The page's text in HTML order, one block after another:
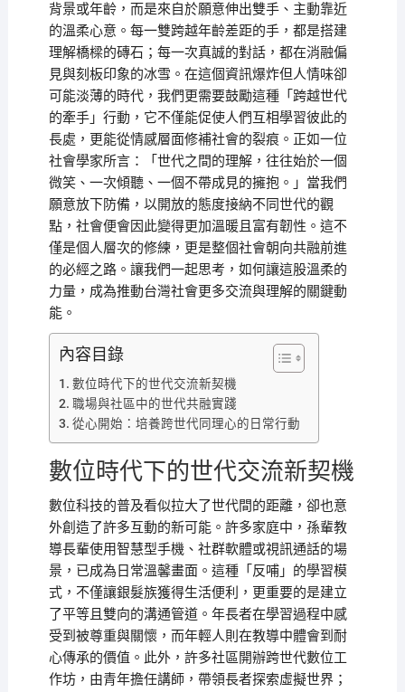
背景或年齡，而是來自於願意伸出雙手、主動靠近
的溫柔心意。每一雙跨越年齡差距的手，都是搭建
理解橋樑的磚石；每一次真誠的對話，都在消融偏
見與刻板印象的冰雪。在這個資訊爆炸但人情味卻
可能淡薄的時代，我們更需要鼓勵這種「跨越世代
的牽手」行動，它不僅能促使人們互相學習彼此的
長處，更能從情感層面修補社會的裂痕。正如一位
社會學家所言：「世代之間的理解，往往始於一個
微笑、一次傾聽、一個不帶成見的擁抱。」當我們
願意放下防備，以開放的態度接納不同世代的觀
點，社會便會因此變得更加溫暖且富有韌性。這不
僅是個人層次的修練，更是整個社會朝向共融前進
的必經之路。讓我們一起思考，如何讓這股溫柔的
力量，成為推動台灣社會更多交流與理解的關鍵動
能。
內容目錄
數位時代下的世代交流新契機
職場與社區中的世代共融實踐
從心開始：培養跨世代同理心的日常行動
數位時代下的世代交流新契機
數位科技的普及看似拉大了世代間的距離，卻也意
外創造了許多互動的新可能。許多家庭中，孫輩教
導長輩使用智慧型手機、社群軟體或視訊通話的場
景，已成為日常溫馨畫面。這種「反哺」的學習模
式，不僅讓銀髮族獲得生活便利，更重要的是建立
了平等且雙向的溝通管道。年長者在學習過程中感
受到被尊重與關懷，而年輕人則在教導中體會到耐
心傳承的價值。此外，許多社區開辦跨世代數位工
作坊，由青年擔任講師，帶領長者探索虛擬世界；